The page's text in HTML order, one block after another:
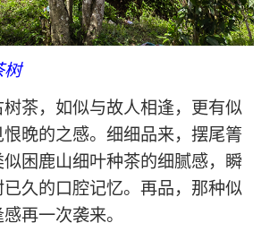
树
茶，如似与故人相逢，更有似
晚的之感。细细品来，摆尾箐
困鹿山细叶种茶的细腻感，瞬
久的口腔记忆。再品，那种似
再一次袭来。